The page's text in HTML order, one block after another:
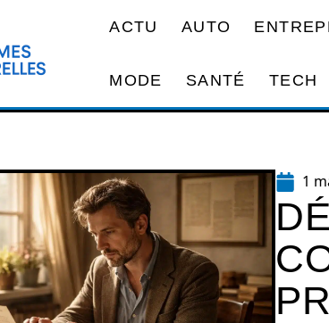
ACTU AUTO
MODE SANTÉ TECH
1